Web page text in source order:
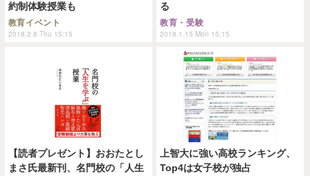
約制体験授業も
教育イベント
2018.2.8 Thu 15:15
る
教育・受験
2018.1.15 Mon 15:15
【読者プレゼント】おおたとし
まさ氏最新刊、名門校の「人生
上智大に強い高校ランキング、
Top4は女子校が独占